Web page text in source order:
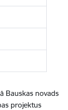
Bauskas novads
projektus